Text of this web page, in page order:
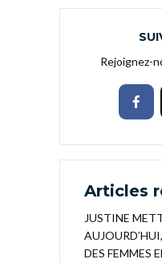
Rejoignez-
Articles
JUSTINE
DES FEMMES